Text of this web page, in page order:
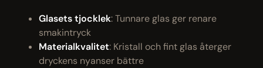
Glasets tjocklek: Tunnare glas ger renare
smakintryck
Materialkvalitet: Kristall och fint glas återger
dryckens nyanser bättre